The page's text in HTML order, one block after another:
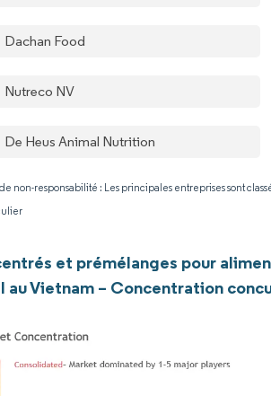
Dachan Food
Nutreco NV
De Heus Animal Nutrition
non-responsabilité : Les principales entreprises sont
et prémélanges pour
au Vietnam – Concentration